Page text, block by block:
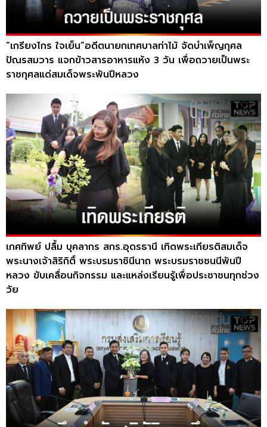
“เกรียงไกร ใจเย็น”อดีตนายกเทศบาลท่าไม้ จัดบำเพ็ญกุศล
ปัณรสมวาร แจกข้าวสารอาหารแห้ง 3 วัน เพื่อถวายเป็นพระ
ราชกุศลแด่สมเด็จพระพันปีหลวง
เกศทิพย์ ปลื้ม บุคลากร สกร.อุดรธานี เทิดพระเกียรติสมเด็จ
พระนางเจ้าสิริกิติ์ พระบรมราชินีนาถ พระบรมราชชนนีพันปี
หลวง ขับเคลื่อนกิจกรรม และแหล่งเรียนรู้เพื่อประชาชนทุกช่วง
วัย